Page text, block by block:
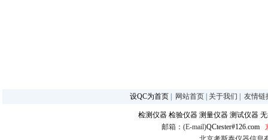
设QC为首页 网站首页 关于我们 友情链
检测仪器 检验仪器 测量仪器 测试仪器
邮箱：(E-mail)QCtester#126.com